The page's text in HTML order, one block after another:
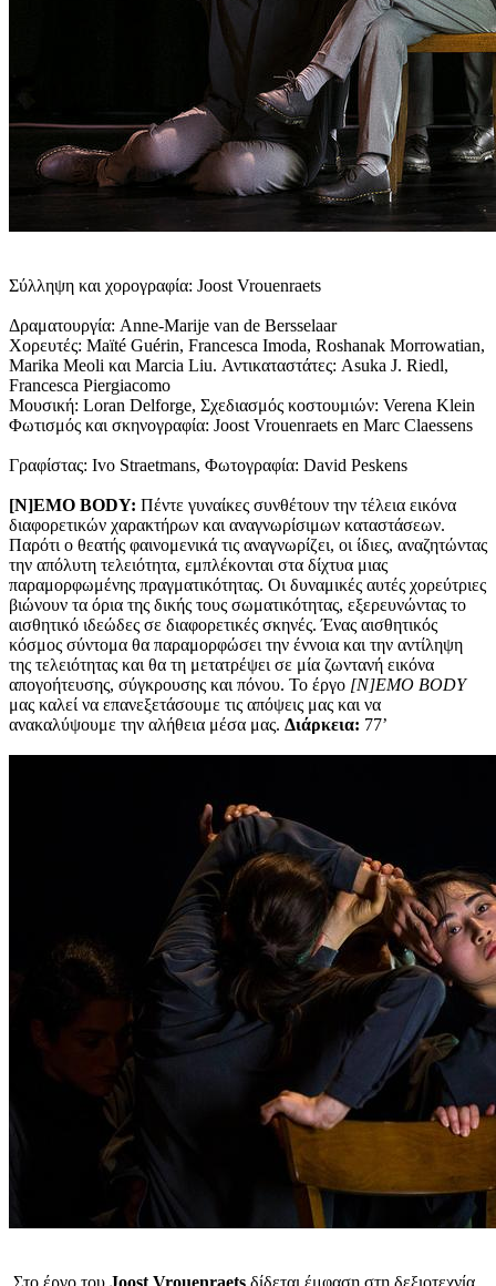
Σύλληψη και χορογραφία: Joost Vrouenraets
Δραματουργία: Anne-Marije van de Bersselaar
Χορευτές: Maïté Guérin, Francesca Imoda, Roshanak Morrowatian,
Marika Meoli και Marcia Liu. Αντικαταστάτες: Asuka J. Riedl,
Francesca Piergiacomo
Μουσική: Loran Delforge, Σχεδιασμός κοστουμιών: Verena Klein
Φωτισμός και σκηνογραφία: Joost Vrouenraets en Marc Claessens
Γραφίστας: Ivo Straetmans, Φωτογραφία: David Peskens
[N]EMO BODY: Πέντε γυναίκες συνθέτουν την τέλεια εικόνα
διαφορετικών χαρακτήρων και αναγνωρίσιμων καταστάσεων.
Παρότι ο θεατής φαινομενικά τις αναγνωρίζει, οι ίδιες, αναζητώντας
την απόλυτη τελειότητα, εμπλέκονται στα δίχτυα μιας
παραμορφωμένης πραγματικότητας. Οι δυναμικές αυτές χορεύτριες
βιώνουν τα όρια της δικής τους σωματικότητας, εξερευνώντας το
αισθητικό ιδεώδες σε διαφορετικές σκηνές. Ένας αισθητικός
κόσμος σύντομα θα παραμορφώσει την έννοια και την αντίληψη
της τελειότητας και θα τη μετατρέψει σε μία ζωντανή εικόνα
απογοήτευσης, σύγκρουσης και πόνου. Το έργο [N]EMO BODY
μας καλεί να επανεξετάσουμε τις απόψεις μας και να
ανακαλύψουμε την αλήθεια μέσα μας. Διάρκεια: 77’